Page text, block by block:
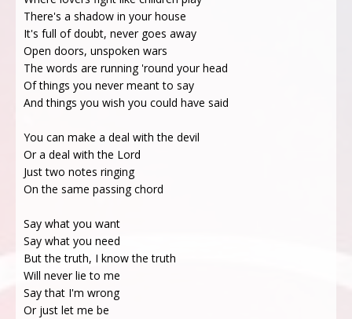
There's a shadow in your house
It's full of doubt, never goes away
Open doors, unspoken wars
The words are running 'round your head
Of things you never meant to say
And things you wish you could have said
You can make a deal with the devil
Or a deal with the Lord
Just two notes ringing
On the same passing chord
Say what you want
Say what you need
But the truth, I know the truth
Will never lie to me
Say that I'm wrong
Or just let me be